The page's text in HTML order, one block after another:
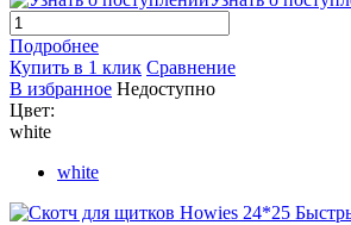
Подробнее
Купить в 1 клик Сравнение
В избранное Недоступно
Цвет:
white
white